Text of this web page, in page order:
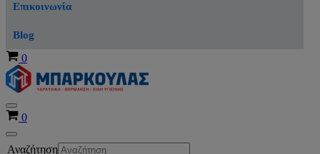
Επικοινωνία
Blog
Καλάθι
0
Μενού
πλοήγησης
Καλάθι
0
Μενού
πλοήγησης
Αναζήτηση